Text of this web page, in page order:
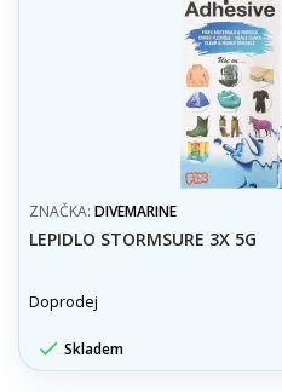
ZNAČKA: DIVEMARINE
LEPIDLO STORMSURE 3X 5G
Doprodej
 Skladem